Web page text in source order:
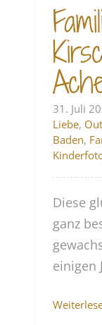
31. Juli
Liebe,
Baden,
Diese
ganz
einigen